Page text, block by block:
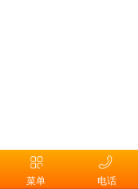
菜单 电话